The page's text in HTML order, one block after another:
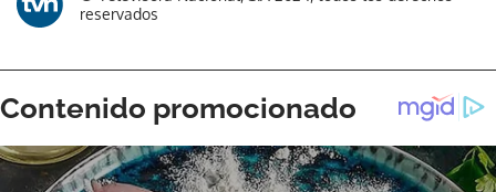
reservados